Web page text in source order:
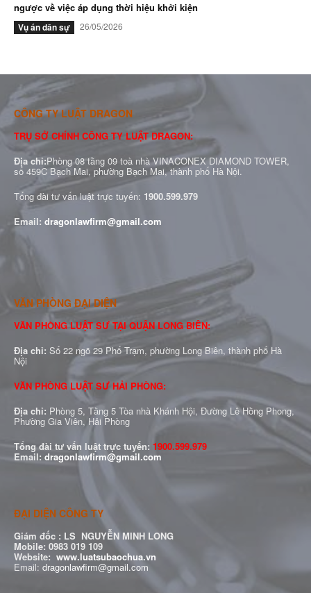
ngược về việc áp dụng thời hiệu khởi kiện
Vụ án dân sự 26/05/2026
CÔNG TY LUẬT DRAGON
TRỤ SỞ CHÍNH CÔNG TY LUẬT DRAGON:
Địa chỉ:Phòng 08 tầng 09 toà nhà VINACONEX DIAMOND TOWER,
số 459C Bạch Mai, phường Bạch Mai, thành phố Hà Nội.
Tổng đài tư vấn luật trực tuyến: 1900.599.979
Email: dragonlawfirm@gmail.com
VĂN PHÒNG ĐẠI DIỆN
VĂN PHÒNG LUẬT SƯ TẠI QUẬN LONG BIÊN:
Địa chỉ: Số 22 ngõ 29 Phố Trạm, phường Long Biên, thành phố Hà
Nội
VĂN PHÒNG LUẬT SƯ HẢI PHÒNG:
Địa chỉ: Phòng 5, Tầng 5 Tòa nhà Khánh Hội, Đường Lê Hồng Phong,
Phường Gia Viên, Hải Phòng
Tổng đài tư vấn luật trực tuyến: 1900.599.979
Email: dragonlawfirm@gmail.com
ĐẠI DIỆN CÔNG TY
Giám đốc : LS NGUYỄN MINH LONG
Mobile: 0983 019 109
Website: www.luatsubaochua.vn
Email: dragonlawfirm@gmail.com